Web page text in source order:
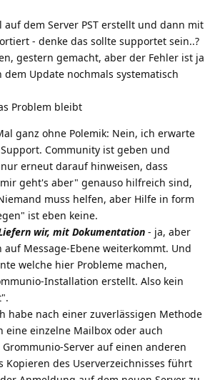
auf dem Server PST erstellt und dann mit
- denke das sollte supportet sein..?
gestern gemacht, aber der Fehler ist ja
Update nochmals systematisch
Problem bleibt
ganz ohne Polemik: Nein, ich erwarte
Community ist geben und
erneut darauf hinweisen, dass
geht's aber" genauso hilfreich sind,
muss helfen, aber Hilfe in form
ist eben keine.
wir, mit Dokumentation - ja, aber
Message-Ebene weiterkommt. Und
welche hier Probleme machen,
Installation erstellt. Also kein
habe nach einer zuverlässigen Methode
einzelne Mailbox oder auch
Server auf einen anderen
Kopieren des Userverzeichnisses führt